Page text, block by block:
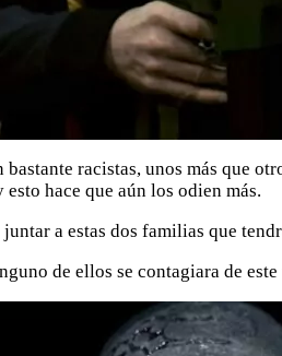
racistas, unos más que
hace que aún los odien más.
a estas dos familias que
de ellos se contagiara de